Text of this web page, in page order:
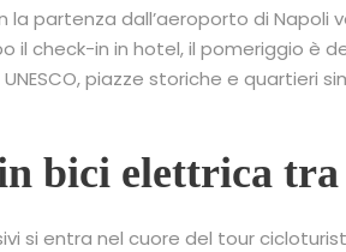
la partenza dall’aeroporto di
il check-in in hotel, il pomeriggio è
piazze storiche e quartieri
bici elettrica
si entra nel cuore del tour